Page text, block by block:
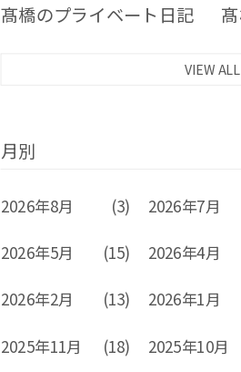
髙橋のプライベート日記
VIEW ALL
月別
2026年8月 (3) 2026年7月
2026年5月 (15) 2026年4月
2026年2月 (13) 2026年1月
2025年11月 (18) 2025年10月